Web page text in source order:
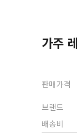
가주
판매가격
브랜드
배송비